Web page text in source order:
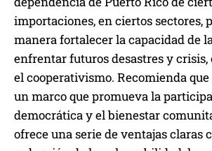
importaciones, en ciertos sectores,
manera fortalecer la capacidad de
enfrentar futuros desastres y crisis,
el cooperativismo. Recomienda que
un marco que promueva la
democrática y el bienestar
ofrece una serie de ventajas claras